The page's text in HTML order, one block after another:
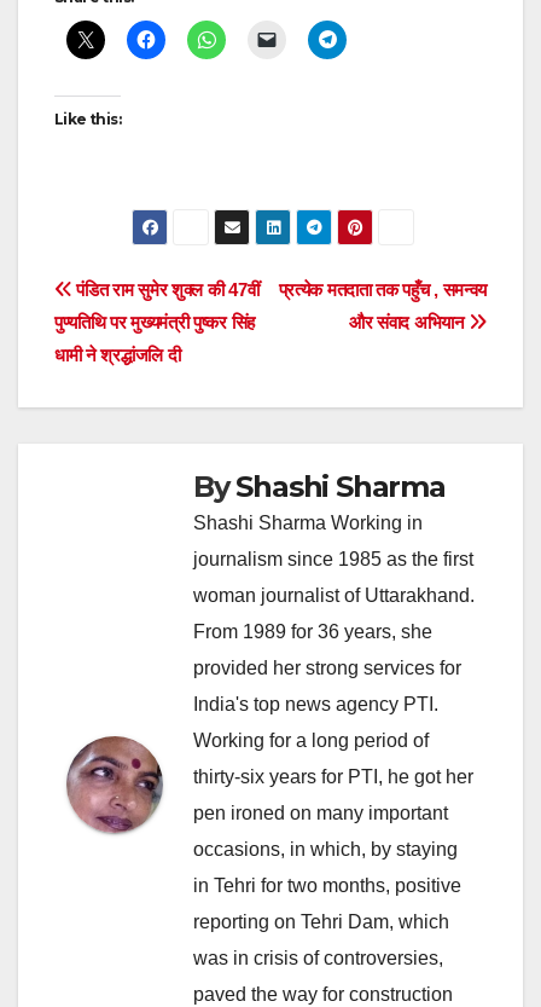
navigation
Like this:
Post
navigation
प्रत्येक मतदाता तक पहुँच , समन्वय
और संवाद अभियान
पंडित राम सुमेर शुक्ल की 47वीं
पुण्यतिथि पर मुख्यमंत्री पुष्कर सिंह
धामी ने श्रद्धांजलि दी
ByShashi Sharma
Shashi Sharma Working in
journalism since 1985 as the first
woman journalist of Uttarakhand.
From 1989 for 36 years, she
provided her strong services for
India's top news agency PTI.
Working for a long period of
thirty-six years for PTI, he got her
pen ironed on many important
occasions, in which, by staying
in Tehri for two months, positive
reporting on Tehri Dam, which
was in crisis of controversies,
paved the way for construction